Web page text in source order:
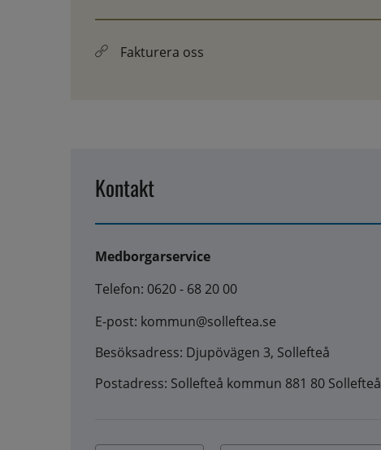
Fakturera oss
Kontakt
Medborgarservice
Telefon: 0620 - 68 20 00
E-post: kommun@solleftea.se
Besöksadress: Djupövägen 3, Sollefteå
Postadress: Sollefteå kommun 881 80 Sollefteå